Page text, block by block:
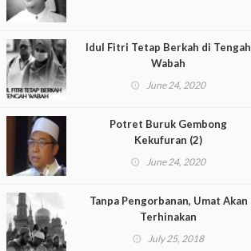
Idul Fitri Tetap Berkah di Tengah
Wabah
June 24, 2020
Potret Buruk Gembong
Kekufuran (2)
June 24, 2020
Tanpa Pengorbanan, Umat Akan
Terhinakan
July 25, 2018